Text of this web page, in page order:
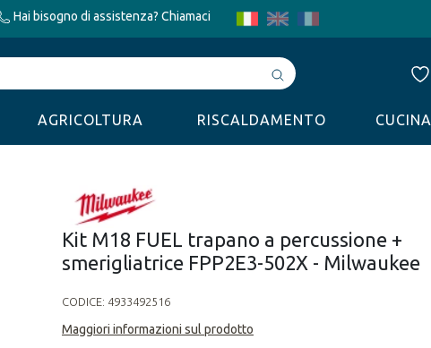
Hai bisogno di assistenza? Chiamaci
Avvia
ricerca
AGRICOLTURA RISCALDAMENTO CUCINA
Kit M18 FUEL trapano a percussione +
smerigliatrice FPP2E3-502X - Milwaukee
CODICE: 4933492516
Maggiori informazioni sul prodotto